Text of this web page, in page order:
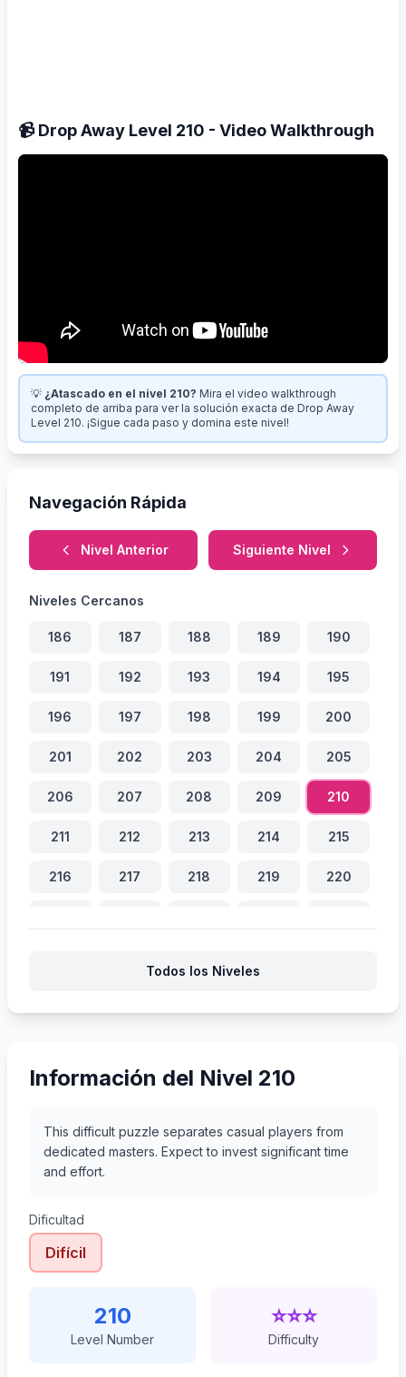
📹 Drop Away Level 210 - Video Walkthrough
💡 ¿Atascado en el nivel 210? Mira el video walkthrough
completo de arriba para ver la solución exacta de Drop Away
Level 210. ¡Sigue cada paso y domina este nivel!
Navegación Rápida
Nivel Anterior Siguiente Nivel
Niveles Cercanos
186 187 188 189 190
191 192 193 194 195
196 197 198 199 200
201 202 203 204 205
206 207 208 209 210
211 212 213 214 215
216 217 218 219 220
Todos los Niveles
Información del Nivel 210
This difficult puzzle separates casual players from
dedicated masters. Expect to invest significant time
and effort.
Dificultad
Difícil
210
Level Number
⭐⭐⭐
Difficulty